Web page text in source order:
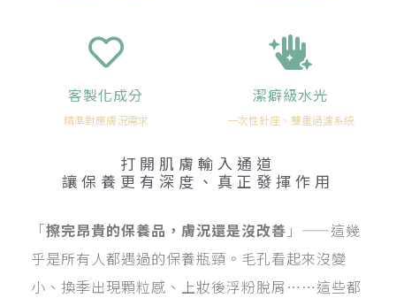
客製化成分
精準對應膚況需求
潔癖級水光
一次性針座、雙重過濾系統
打開肌膚輸入通道
讓 保 養 更 有 深 度 、 真 正 發 揮 作 用
「擦完昂貴的保養品，膚況還是沒改善 」——這幾
乎是所有人都遇過的保養瓶頸。毛孔看起來沒變
小、換季出現顆粒感、上妝後浮粉脫屑……這些都